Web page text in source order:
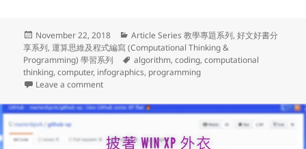
Posted
on
November 22, 2018 Categories
Article Series 教學專題系列,好文好書分
享系列,運算思維及程式編寫 (Computational Thinking &
Programming) 學習系列
Tags
algorithm,coding,computational
thinking,computer, infographics, programming
Leave a commenton 運算思維及程式編寫學習系列 (13) – 甚麼是算法？